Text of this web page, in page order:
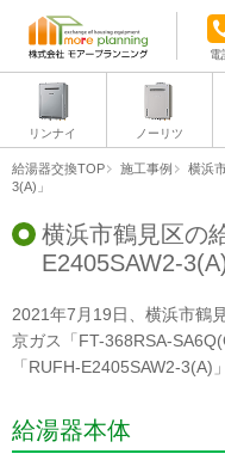
電
リンナイ ノーリツ
給湯器交換TOP 施工事例
横浜
3(A)」
横浜市鶴見区の
E2405SAW2-3(A)
2021年7月19日、横浜市鶴
京ガス「FT-368RSA-
「RUFH-E2405SAW2-3(A)
給湯器本体